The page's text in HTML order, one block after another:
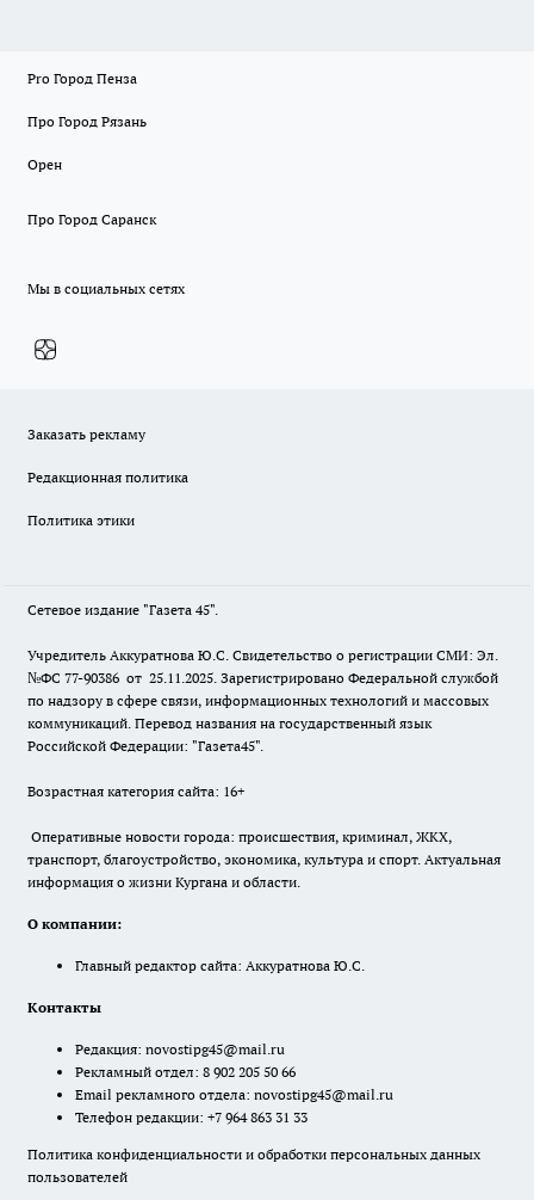
Pro Город Пенза
Про Город Рязань
Орен
Про Город Саранск
Мы в социальных сетях
Заказать рекламу
Редакционная политика
Политика этики
Сетевое издание "Газета 45".
Учредитель Аккуратнова Ю.С. Свидетельство о регистрации СМИ: Эл.
№ФС 77-90386 от 25.11.2025. Зарегистрировано Федеральной службой
по надзору в сфере связи, информационных технологий и массовых
коммуникаций. Перевод названия на государственный язык
Российской Федерации: "Газета45".
Возрастная категория сайта: 16+
Оперативные новости города: происшествия, криминал, ЖКХ,
транспорт, благоустройство, экономика, культура и спорт. Актуальная
информация о жизни Кургана и области.
О компании:
Главный редактор сайта: Аккуратнова Ю.С.
Контакты
Редакция: novostipg45@mail.ru
Рекламный отдел: 8 902 205 50 66
Email рекламного отдела: novostipg45@mail.ru
Телефон редакции: +7 964 863 31 33
Политика конфиденциальности и обработки персональных данных
пользователей